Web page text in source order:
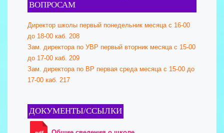
ВОПРОСАМ
Директор школы первый понедельник месяца с 16-00
до 18-00 каб. 208
Зам. директора по УВР первый вторник месяца с 15-00
до 17-00 каб. 209
Зам. директора по ВР первая среда месяца с 15-00 до
17-00 каб. 217
ДОКУМЕНТЫ/ССЫЛКИ